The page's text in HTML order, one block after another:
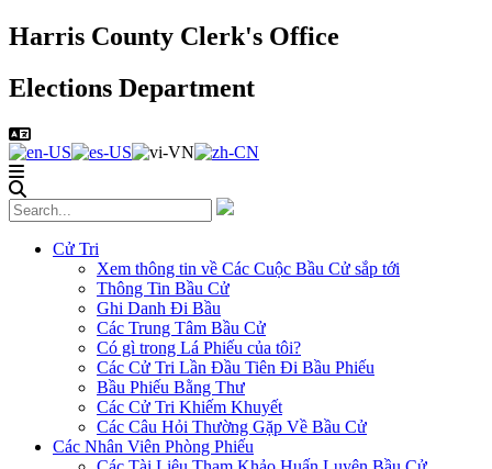
Harris County Clerk's Office
Elections Department
Cử Tri
Xem thông tin về Các Cuộc Bầu Cử sắp tới
Thông Tin Bầu Cử
Ghi Danh Đi Bầu
Các Trung Tâm Bầu Cử
Có gì trong Lá Phiếu của tôi?
Các Cử Tri Lần Đầu Tiên Đi Bầu Phiếu
Bầu Phiếu Bằng Thư
Các Cử Tri Khiếm Khuyết
Các Câu Hỏi Thường Gặp Về Bầu Cử
Các Nhân Viên Phòng Phiếu